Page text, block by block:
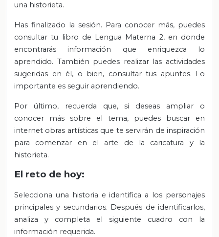
una historieta.
Has finalizado la sesión. Para conocer más, puedes
consultar tu libro de Lengua Materna 2, en donde
encontrarás información que enriquezca lo
aprendido. También puedes realizar las actividades
sugeridas en él, o bien, consultar tus apuntes. Lo
importante es seguir aprendiendo.
Por último, recuerda que, si deseas ampliar o
conocer más sobre el tema, puedes buscar en
internet obras artísticas que te servirán de inspiración
para comenzar en el arte de la caricatura y la
historieta.
El reto de hoy:
Selecciona una historia e identifica a los personajes
principales y secundarios. Después de identificarlos,
analiza y completa el siguiente cuadro con la
información requerida.